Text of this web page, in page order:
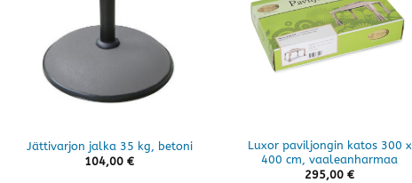
Jättivarjon jalka 35 kg, betoni
104,00 €
Luxor paviljongin katos 300 x
400 cm, vaaleanharmaa
295,00 €